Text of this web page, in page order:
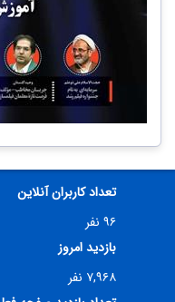
تعداد کاربران آنلاین
۹۶ نفر
بازدید امروز
۷,۹۶۸ نفر